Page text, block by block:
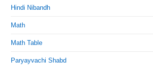
Hindi Nibandh
Math
Math Table
Paryayvachi Shabd